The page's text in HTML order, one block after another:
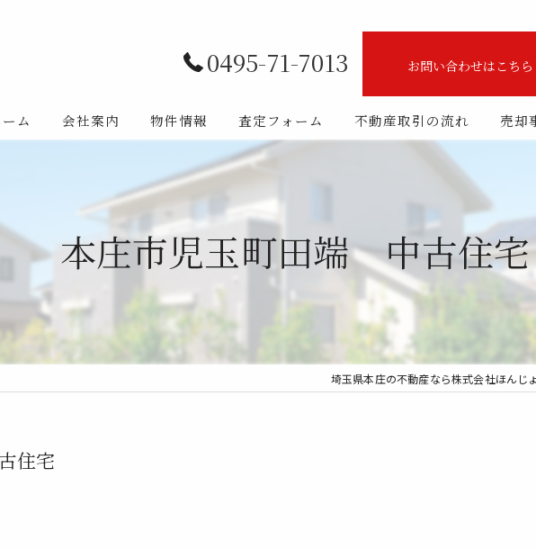
0495-71-7013 お問い合わせはこちら
ム 会社案内 物件情報
売買物件一覧
一戸建て住宅(新築)
一戸建て住宅(中古)
マンション
土地
査定フォーム 不動産取引の流れ 売却
本庄市児玉町田端 中古住
埼玉県本庄の不動産なら株式会社ほんじ
住宅